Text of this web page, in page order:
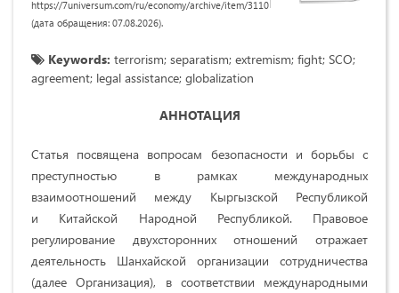
https://7universum.com/ru/economy/archive/item/3110
(дата обращения: 07.08.2026).
Keywords: terrorism; separatism; extremism; fight; SCO;
agreement; legal assistance; globalization
АННОТАЦИЯ
Статья посвящена вопросам безопасности и борьбы с
преступностью в рамках международных
взаимоотношений между Кыргызской Республикой
и Китайской Народной Республикой. Правовое
регулирование двухсторонних отношений отражает
деятельность Шанхайской организации сотрудничества
(далее Организация), в соответствии международными